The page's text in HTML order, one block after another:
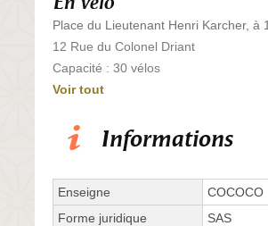
Place du Lieutenant Henri Karcher, à
12 Rue du Colonel Driant
Capacité : 30 vélos
Voir tout
Informations
Enseigne
COCOCO
Forme juridique
SAS